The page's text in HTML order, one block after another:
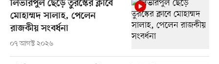
লিভারপুল ছেড়ে তুরস্কের ক্লাবে
মোহাম্মদ সালাহ, পেলেন
রাজকীয় সংবর্ধনা
০৭ আগস্ট ২০২৬